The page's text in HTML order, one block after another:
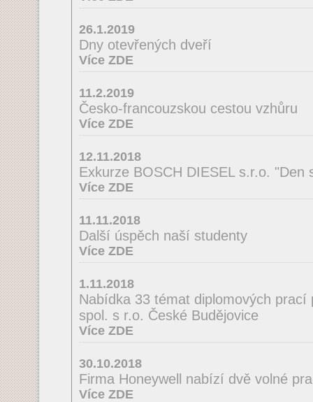
26.1.2019
Dny otevřených dveří
Více ZDE
11.2.2019
Česko-francouzskou cestou vzhůru
Více ZDE
12.11.2018
Exkurze BOSCH DIESEL s.r.o. "Den
Více ZDE
11.11.2018
Další úspěch naší studenty
Více ZDE
1.11.2018
Nabídka 33 témat diplomových prací
spol. s r.o. České Budějovice
Více ZDE
30.10.2018
Firma Honeywell nabízí dvě volné
Více ZDE